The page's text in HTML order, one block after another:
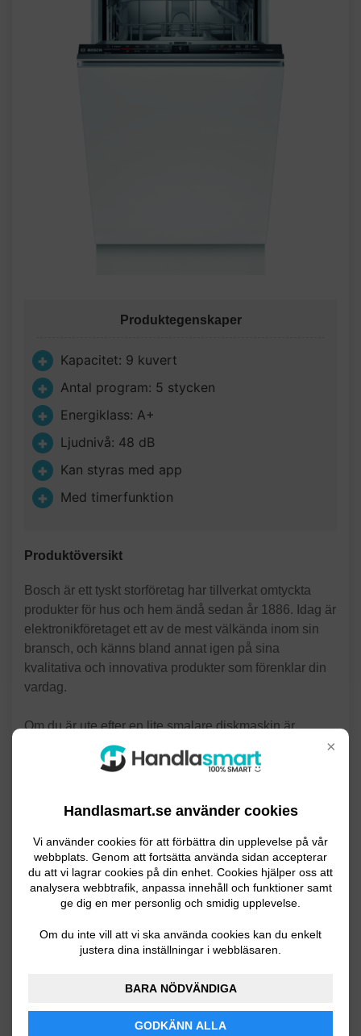
×
Handlasmart.se använder cookies
Vi använder cookies för att förbättra din upplevelse på vår
webbplats. Genom att fortsätta använda sidan accepterar
du att vi lagrar cookies på din enhet. Cookies hjälper oss att
analysera webbtrafik, anpassa innehåll och funktioner samt
ge dig en mer personlig och smidig upplevelse.
Om du inte vill att vi ska använda cookies kan du enkelt
justera dina inställningar i webbläsaren.
BARA NÖDVÄNDIGA
GODKÄNN ALLA
Produktegenskaper
Kapacitet: 9 kuvert
Antal program: 5 stycken
Energiklass: A+
Ljudnivå: 48 dB
Kan styras med app
Med timerfunktion
Produktöversikt
Bosch är ett tyskt storföretag har tillverkat omtyckta
produkter för hus och hem ändå sedan år 1886. Idag är
elektronikföretaget ett av de mest välkända inom sin
bransch, och känns bland annat igen på sina
kvalitativa och innovativa produkter som förenklar din
vardag.
Om du är ute efter en lite smalare diskmaskin är
Bosch SPV2IKX10E ett bra alternativ. Denna
diskmaskin mäter 45 centimeter i bredd och rymmer
och är även utrustad med en timerfunktion. Bosch
program att välja på. Ljudnivån ligger på 48 dB.
Se priser på SPV2IKX10E
I lager 5369kr